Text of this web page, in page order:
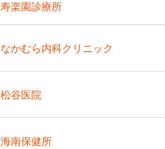
寿楽園診療所
なかむら内科クリニック
松谷医院
海南保健所